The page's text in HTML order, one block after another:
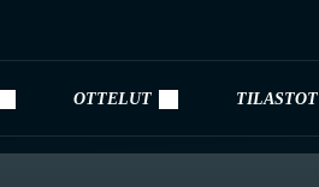
OTTELUT TILASTOT